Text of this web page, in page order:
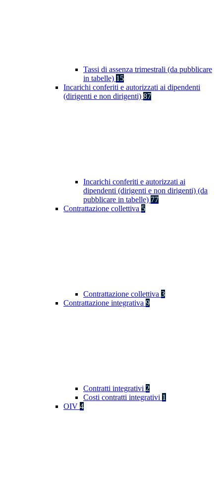
Tassi di assenza trimestrali (da pubblicare
in tabelle) 15
Incarichi conferiti e autorizzati ai dipendenti
(dirigenti e non dirigenti) 87
Incarichi conferiti e autorizzati ai
dipendenti (dirigenti e non dirigenti) (da
pubblicare in tabelle) 77
Contrattazione collettiva 5
Contrattazione collettiva 3
Contrattazione integrativa 9
Contratti integrativi 2
Costi contratti integrativi 1
OIV 4